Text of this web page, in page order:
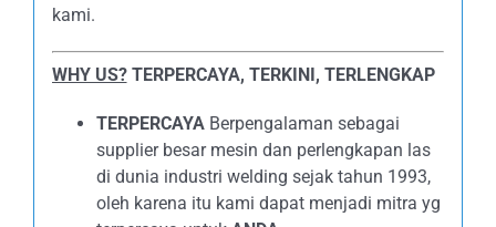
kami.
WHY US? TERPERCAYA, TERKINI, TERLENGKAP
TERPERCAYABerpengalaman sebagai
supplier besar mesin dan perlengkapan las
di dunia industri welding sejak tahun 1993,
oleh karena itu kami dapat menjadi mitra yg